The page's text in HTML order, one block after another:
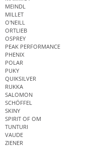
MEINDL
MILLET
O'NEILL
ORTLIEB
OSPREY
PEAK PERFORMANCE
PHENIX
POLAR
PUKY
QUIKSILVER
RUKKA
SALOMON
SCHÖFFEL
SKINY
SPIRIT OF OM
TUNTURI
VAUDE
ZIENER